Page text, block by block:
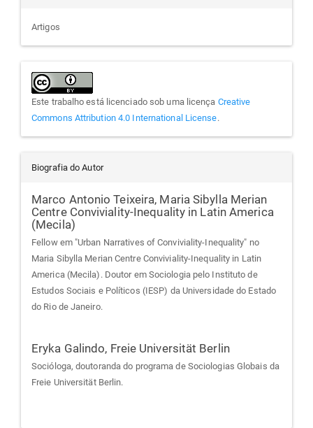
Artigos
Este trabalho está licenciado sob uma licença Creative
Commons Attribution 4.0 International License.
Biografia do Autor
Marco Antonio Teixeira, Maria Sibylla Merian
Centre Conviviality-Inequality in Latin America
(Mecila)
Fellow em "Urban Narratives of Conviviality-Inequality" no
Maria Sibylla Merian Centre Conviviality-Inequality in Latin
America (Mecila). Doutor em Sociologia pelo Instituto de
Estudos Sociais e Políticos (IESP) da Universidade do Estado
do Rio de Janeiro.
Eryka Galindo, Freie Universität Berlin
Socióloga, doutoranda do programa de Sociologias Globais da
Freie Universität Berlin.